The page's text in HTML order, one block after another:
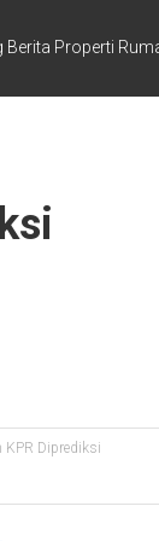
Berita Properti
KPR Diprediksi